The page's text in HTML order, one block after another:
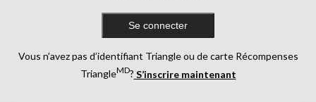
Se connecter
Vous n’avez pas d’identifiant Triangle ou de carte Récompenses
TriangleMD? S’inscrire maintenant